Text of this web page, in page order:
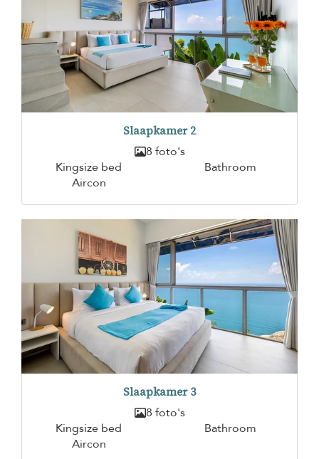
Slaapkamer 2
8 foto's
Kingsize bed
Bathroom
Aircon
Slaapkamer 3
8 foto's
Kingsize bed
Bathroom
Aircon